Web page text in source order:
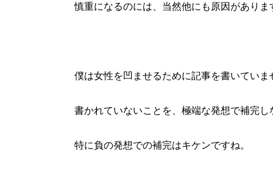
慎重になるのには、当然他にも原因がありま
僕は女性を凹ませるために記事を書いていま
書かれていないことを、極端な発想で補完
特に負の発想での補完はキケンですね。